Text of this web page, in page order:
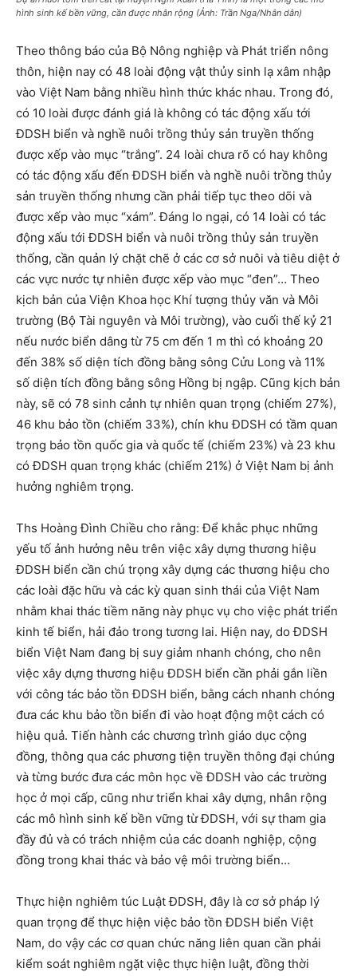
hình sinh kế bền vững, cần được nhân rộng (Ảnh: Trần Nga/Nhân dân)
Theo thông báo của Bộ Nông nghiệp và Phát triển nông
thôn, hiện nay có 48 loài động vật thủy sinh lạ xâm nhập
vào Việt Nam bằng nhiều hình thức khác nhau. Trong đó,
có 10 loài được đánh giá là không có tác động xấu tới
ÐDSH biển và nghề nuôi trồng thủy sản truyền thống
được xếp vào mục “trắng”. 24 loài chưa rõ có hay không
có tác động xấu đến ÐDSH biển và nghề nuôi trồng thủy
sản truyền thống nhưng cần phải tiếp tục theo dõi và
được xếp vào mục “xám”. Ðáng lo ngại, có 14 loài có tác
động xấu tới ÐDSH biển và nuôi trồng thủy sản truyền
thống, cần quản lý chặt chẽ ở các cơ sở nuôi và tiêu diệt ở
các vực nước tự nhiên được xếp vào mục “đen”… Theo
kịch bản của Viện Khoa học Khí tượng thủy văn và Môi
trường (Bộ Tài nguyên và Môi trường), vào cuối thế kỷ 21
nếu nước biển dâng từ 75 cm đến 1 m thì có khoảng 20
đến 38% số diện tích đồng bằng sông Cửu Long và 11%
số diện tích đồng bằng sông Hồng bị ngập. Cũng kịch bản
này, sẽ có 78 sinh cảnh tự nhiên quan trọng (chiếm 27%),
46 khu bảo tồn (chiếm 33%), chín khu ÐDSH có tầm quan
trọng bảo tồn quốc gia và quốc tế (chiếm 23%) và 23 khu
có ÐDSH quan trọng khác (chiếm 21%) ở Việt Nam bị ảnh
hưởng nghiêm trọng.
Ths Hoàng Ðình Chiều cho rằng: Ðể khắc phục những
yếu tố ảnh hưởng nêu trên việc xây dựng thương hiệu
ÐDSH biển cần chú trọng xây dựng các thương hiệu cho
các loài đặc hữu và các kỳ quan sinh thái của Việt Nam
nhằm khai thác tiềm năng này phục vụ cho việc phát triển
kinh tế biển, hải đảo trong tương lai. Hiện nay, do ÐDSH
biển Việt Nam đang bị suy giảm nhanh chóng, cho nên
việc xây dựng thương hiệu ÐDSH biển cần phải gắn liền
với công tác bảo tồn ÐDSH biển, bằng cách nhanh chóng
đưa các khu bảo tồn biển đi vào hoạt động một cách có
hiệu quả. Tiến hành các chương trình giáo dục cộng
đồng, thông qua các phương tiện truyền thông đại chúng
và từng bước đưa các môn học về ÐDSH vào các trường
học ở mọi cấp, cũng như triển khai xây dựng, nhân rộng
các mô hình sinh kế bền vững từ ÐDSH, với sự tham gia
đầy đủ và có trách nhiệm của các doanh nghiệp, cộng
đồng trong khai thác và bảo vệ môi trường biển…
Thực hiện nghiêm túc Luật ÐDSH, đây là cơ sở pháp lý
quan trọng để thực hiện việc bảo tồn ÐDSH biển Việt
Nam, do vậy các cơ quan chức năng liên quan cần phải
kiểm soát nghiêm ngặt việc thực hiện luật, đồng thời